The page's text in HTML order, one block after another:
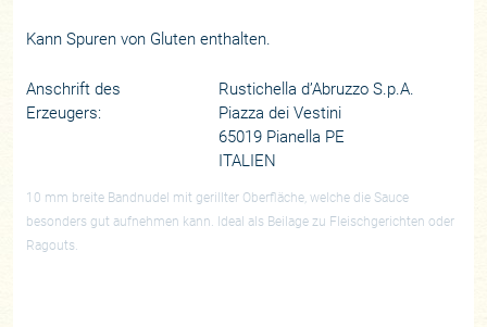
Kann Spuren von Gluten enthalten.
Anschrift des
Erzeugers:
Rustichella d’Abruzzo S.p.A.
Piazza dei Vestini
65019 Pianella PE
ITALIEN
10 mm breite Bandnudel mit gerillter Oberfläche, welche die Sauce
besonders gut aufnehmen kann. Ideal als Beilage zu Fleischgerichten oder
Ragouts.